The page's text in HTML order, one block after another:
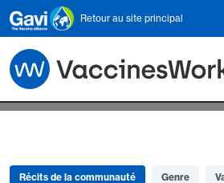
Skip to main content
Retour au site principal
Récits de la communauté Genre